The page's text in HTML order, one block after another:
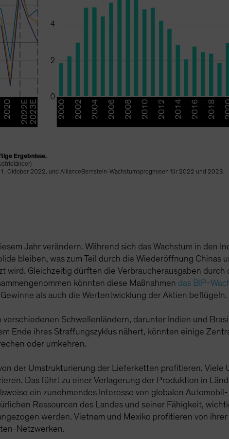
Ergebnisse.
Oktober 2022, und AllianceBernstein-Wachstumsprognosen für 2022 und 2023.
Jahr verändern. Während sich das Wachstum in den
bleiben, was zum Teil durch die Wiederöffnung Chinas
Gleichzeitig dürften die Verbraucherausgaben durch
könnten diese Maßnahmen das BIP-
als auch die Wertentwicklung der Aktien beflügeln.
Schwellenländern, darunter Indien und
Ende ihres Straffungszyklus nähert, könnten einige
oder umkehren.
der Umstrukturierung der Lieferketten profitieren. Viele
Das führt zu einer Verlagerung der Produktion in
ein zunehmendes Interesse von globalen
Ressourcen des Landes und seiner Fähigkeit,
werden. Vietnam und Mexiko profitieren von ihrer
Netzwerken.